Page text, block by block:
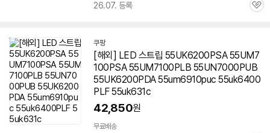
26.07. 등록
관
쿠팡
[해외] LED 스트립 55UK6200PSA 55UM7
100PSA 55UM7100PLB 55UN7000PUB
55UK6200PDA 55um6910puc 55uk6400
PLF 55uk631c
42,850원
무료배송